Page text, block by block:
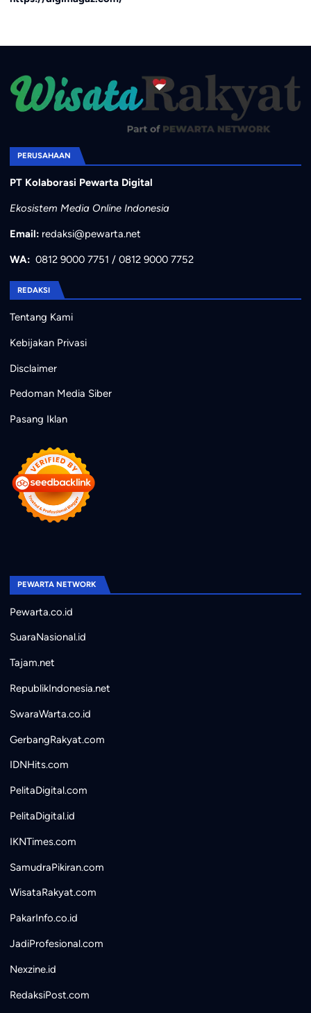
PERUSAHAAN
PT Kolaborasi Pewarta Digital
Ekosistem Media Online Indonesia
Email: redaksi@pewarta.net
WA: 0812 9000 7751 / 0812 9000 7752
REDAKSI
Tentang Kami
Kebijakan Privasi
Disclaimer
Pedoman Media Siber
Pasang Iklan
PEWARTA NETWORK
Pewarta.co.id
SuaraNasional.id
Tajam.net
RepublikIndonesia.net
SwaraWarta.co.id
GerbangRakyat.com
IDNHits.com
PelitaDigital.com
PelitaDigital.id
IKNTimes.com
SamudraPikiran.com
WisataRakyat.com
PakarInfo.co.id
JadiProfesional.com
Nexzine.id
RedaksiPost.com